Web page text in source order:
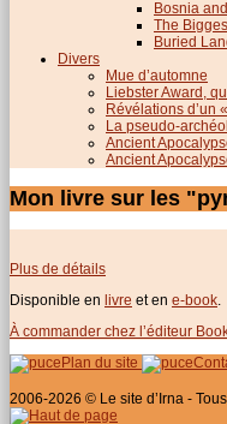
Bosnia
The
Buried
Divers
Mue d’automne
Liebster Award,
Révélations d’un
La pseudo-
Ancient
Ancient
Mon livre sur les
Plus de détails
Disponible en livre et en e-book
À commander chez l’éditeur
Plan du site
2006-2026 © Le site d’Irna -